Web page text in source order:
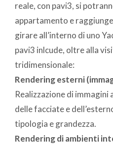
reale, con pavi3, si
appartamento e
girare all’interno di uno
pavi3 inlcude, oltre alla
tridimensionale:
Rendering esterni
Realizzazione di
delle facciate e
tipologia e grandezza.
Rendering di ambienti